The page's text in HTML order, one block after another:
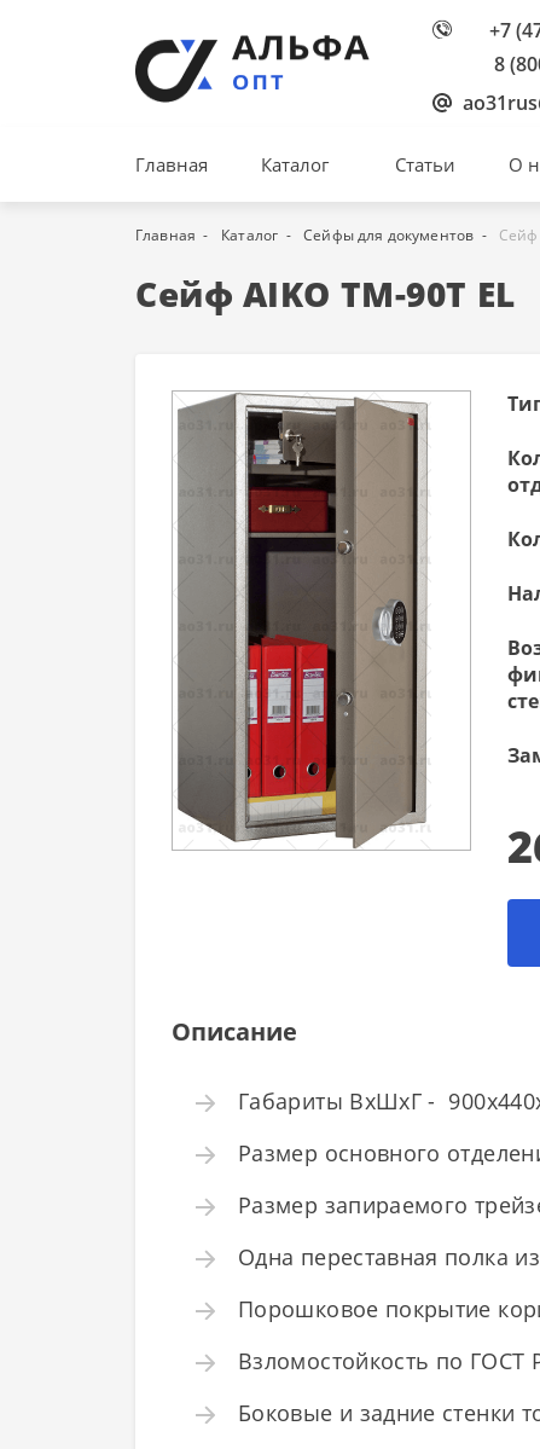
+7
8
Главная Каталог Статьи О
Главная Каталог Сейфы для документов Сейф
Сейф AIKO ТМ-90T EL
Описание
Габариты ВхШхГ -
Размер основного
Размер запираемого
Одна переставная полка
Порошковое покрытие
Взломостойкость по ГОСТ
Боковые и задние стенки